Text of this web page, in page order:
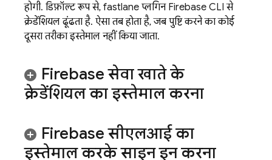
होगी. डिफ़ॉल्ट रूप से, fastlane प्लगिन Firebase CLI से
क्रेडेंशियल ढूंढता है. ऐसा तब होता है, जब पुष्टि करने का कोई
दूसरा तरीका इस्तेमाल नहीं किया जाता.
Firebase सेवा खाते के
क्रेडेंशियल का इस्तेमाल करना
Firebaseसीएलआई का
इस्तेमाल करके साइन इन करना